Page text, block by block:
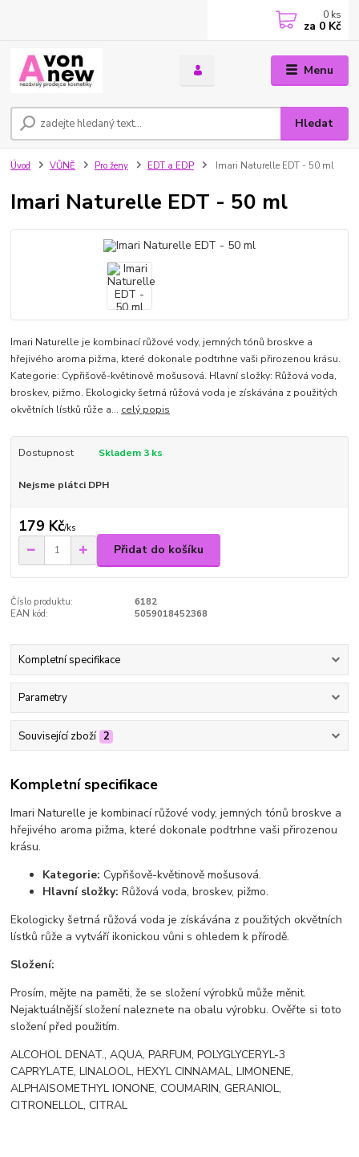
Menu
Hledat
0 ks
za 0 Kč
Úvod VŮNĚ Pro ženy EDT a EDP Imari Naturelle EDT - 50 ml
Imari Naturelle EDT - 50 ml
Imari Naturelle je kombinací růžové vody, jemných tónů broskve a
hřejivého aroma pižma, které dokonale podtrhne vaši přirozenou krásu.
Kategorie: Cypřišově-květinově mošusová. Hlavní složky: Růžová voda,
broskev, pižmo. Ekologicky šetrná růžová voda je získávána z použitých
okvětních lístků růže a... celý popis
Dostupnost Skladem 3 ks
Nejsme plátci DPH
179 Kč/ks
Přidat do košíku
Číslo produktu:
6182
EAN kód:
5059018452368
Kompletní specifikace
Parametry
Související zboží 2
Kompletní specifikace
Imari Naturelle je kombinací růžové vody, jemných tónů broskve a
hřejivého aroma pižma, které dokonale podtrhne vaši přirozenou
krásu.
Kategorie: Cypřišově-květinově mošusová.
Hlavní složky: Růžová voda, broskev, pižmo.
Ekologicky šetrná růžová voda je získávána z použitých okvětních
lístků růže a vytváří ikonickou vůni s ohledem k přírodě.
Složení:
Prosím, mějte na paměti, že se složení výrobků může měnit.
Nejaktuálnější složení naleznete na obalu výrobku. Ověřte si toto
složení před použitím.
ALCOHOL DENAT., AQUA, PARFUM, POLYGLYCERYL-3
CAPRYLATE, LINALOOL, HEXYL CINNAMAL, LIMONENE,
ALPHAISOMETHYL IONONE, COUMARIN, GERANIOL,
CITRONELLOL, CITRAL